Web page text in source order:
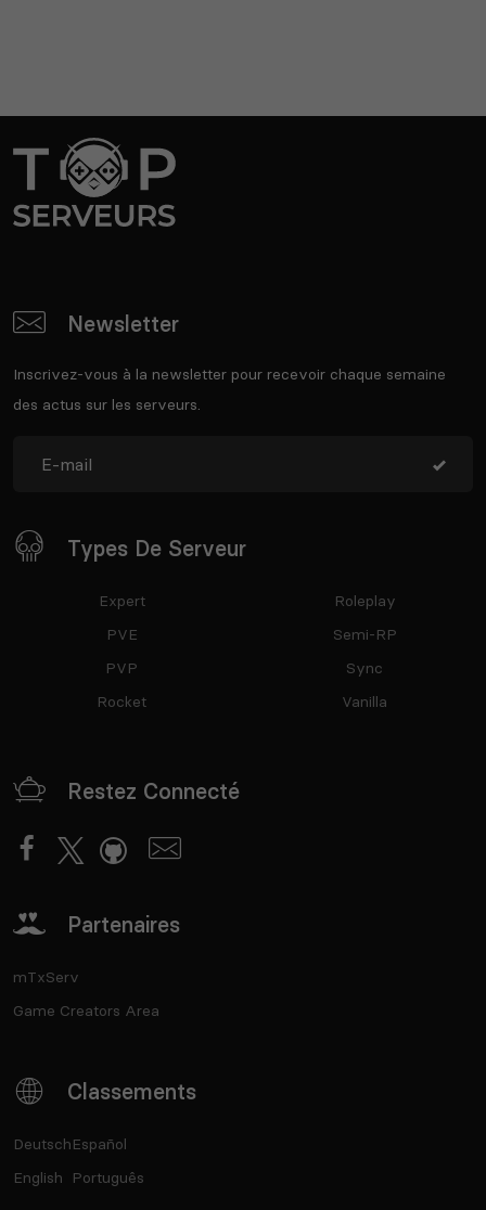
Newsletter
Inscrivez-vous à la newsletter pour recevoir chaque semaine
des actus sur les serveurs.
Types De Serveur
Expert
PVE
PVP
Rocket
Roleplay
Semi-RP
Sync
Vanilla
Restez Connecté
Partenaires
mTxServ
Game Creators Area
Classements
Deutsch
English
Español
Português